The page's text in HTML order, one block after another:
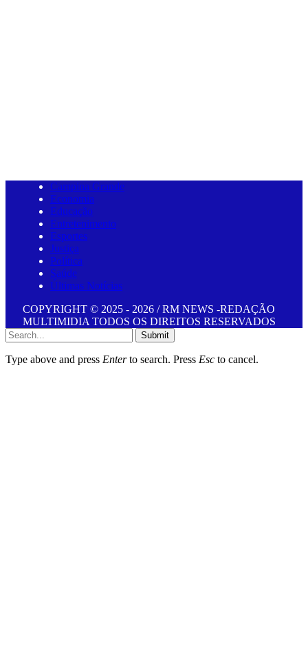
Campina Grande
Economia
Educação
Entretenimento
Esportes
Justiça
Política
Saúde
Últimas Notícias
COPYRIGHT © 2025 - 2026 / RM NEWS -REDAÇÃO
MULTIMIDIA TODOS OS DIREITOS RESERVADOS
Submit
Type above and press Enterto search. Press Esc to cancel.